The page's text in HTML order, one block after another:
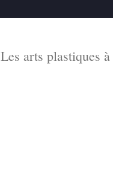
Les arts plastiques